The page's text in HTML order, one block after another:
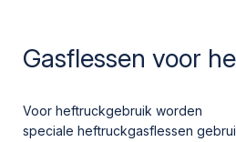
Gasflessen voor
Voor heftruckgebruik worden
speciale heftruckgasflessen